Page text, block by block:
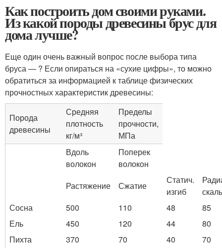
Как построить дом своими руками.
Из какой породы древесины брус для
дома лучше?
Еще один очень важный вопрос после выбора типа
бруса — ? Если опираться на «сухие цифры», то можно
обратиться за информацией к таблице физических
прочностных характеристик древесины:
Порода
древесины
Средняя
плотность
кг/м³
Пределы
прочности,
МПа
Вдоль
волокон
Поперек
волокон
Растяжение
Сжатие
Статич.
изгиб
Сосна
500 110 48
85
Ель
450 120 44
80
Пихта
370 70 40
70